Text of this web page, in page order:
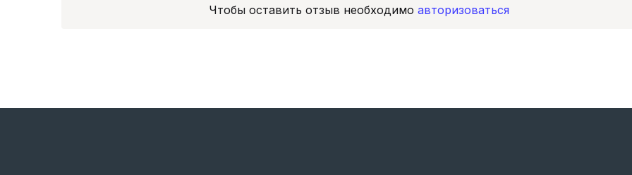
Чтобы оставить отзыв необходимо авторизоваться